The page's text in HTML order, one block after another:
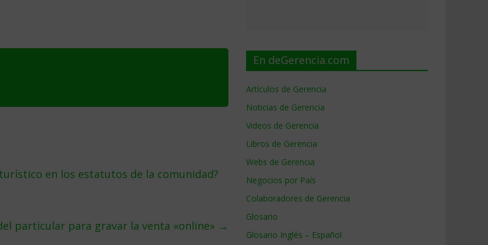
en los estatutos de la comunidad?
particular para gravar la venta «online» →
En deGerencia.com
Artículos de Gerencia
Noticias de Gerencia
Videos de Gerencia
Libros de Gerencia
Webs de Gerencia
Negocios por País
Colaboradores de Gerencia
Glosario
Glosario Inglés – Español